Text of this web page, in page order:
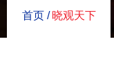
首页 / 晓观天下